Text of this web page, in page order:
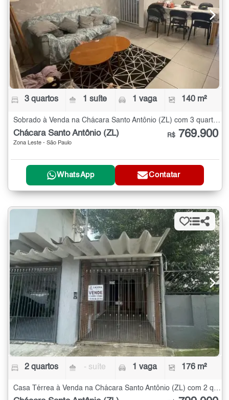
3 quartos 1 suíte 1 vaga 140 m²
Sobrado à Venda na Chácara Santo Antônio (ZL) com 3 quartos - 140 m²
Chácara Santo Antônio (ZL)
Zona Leste - São Paulo
R$ 769.900
WhatsApp Contatar
2 quartos - suíte 1 vaga 176 m²